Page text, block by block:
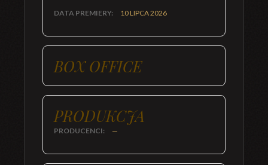
DATA PREMIERY: 10 LIPCA 2026
BOX OFFICE
PRODUKCJA
PRODUCENCI: —